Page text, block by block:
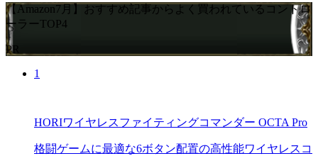
【Amazon7月】おすすめ記事からよく買われているコントロ
ーラーTOP4
PR
1
HORIワイヤレスファイティングコマンダー OCTA Pro
格闘ゲームに最適な6ボタン配置の高性能ワイヤレスコ